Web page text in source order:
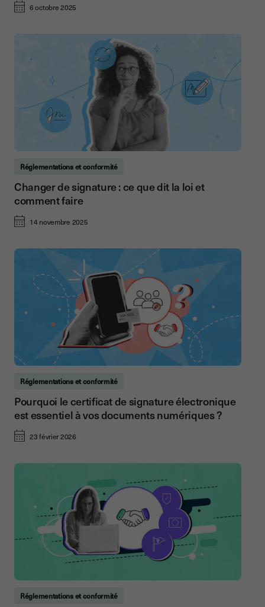
6 octobre 2025
Réglementations et conformité
Changer de signature : ce que dit la loi et
comment faire
14 novembre 2025
Réglementations et conformité
Pourquoi le certificat de signature électronique
est essentiel à vos documents numériques ?
23 février 2026
Réglementations et conformité